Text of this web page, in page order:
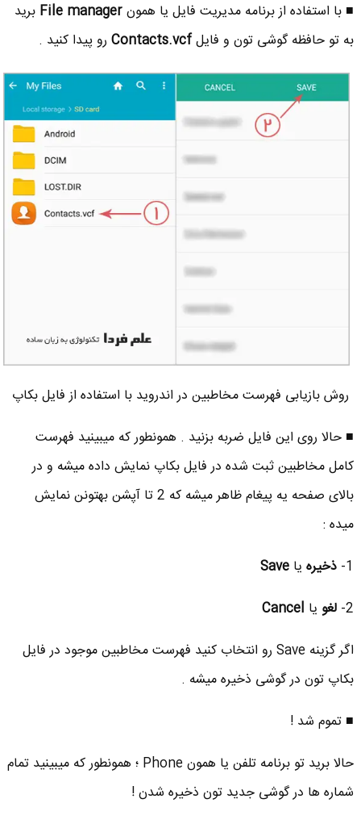
■ با استفاده از برنامه مدیریت فایل یا همونFile manager برید
به تو حافظه گوشی تون و فایلContacts.vcfرو پیدا کنید .
روش بازیابی فهرست مخاطبین در اندروید با استفاده از فایل بکاپ
■ حالا روی این فایل ضربه بزنید . همونطور که میبینید فهرست
کامل مخاطبین ثبت شده در فایل بکاپ نمایش داده میشه و در
بالای صفحه یه پیغام ظاهر میشه که 2 تا آپشن بهتونن نمایش
میده :
1- ذخیرهیا Save
2- لغویا Cancel
اگر گزینه Save رو انتخاب کنید فهرست مخاطبین موجود در فایل
بکاپ تون در گوشی ذخیره میشه .
■ تموم شد !
حالا برید تو برنامه تلفن یا همون Phone ؛ همونطور که میبینید تمام
شماره ها در گوشی جدید تون ذخیره شدن !